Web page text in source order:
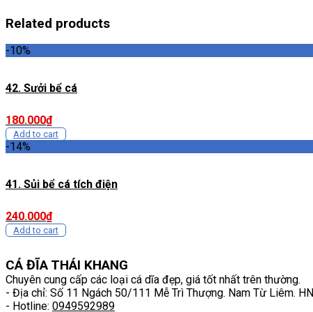
Related products
-10%
42. Sưởi bể cá
180.000₫
Add to cart
-14%
41. Sủi bể cá tích điện
240.000₫
Add to cart
CÁ ĐĨA THÁI KHANG
Chuyên cung cấp các loại cá dĩa đẹp, giá tốt nhất trên thường.
- Địa chỉ: Số 11 Ngách 50/111 Mễ Trì Thượng. Nam Từ Liêm. HN
- Hotline: 0949592989